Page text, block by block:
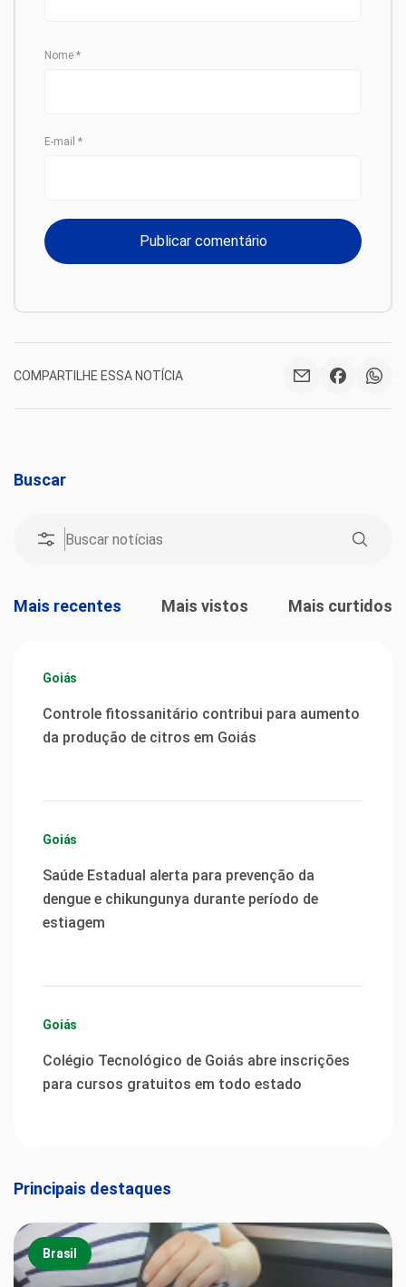
Nome *
E-mail *
COMPARTILHE ESSA NOTÍCIA
Buscar
Mais recentes Mais vistos Mais curtidos
Goiás
Controle fitossanitário contribui para aumento
da produção de citros em Goiás
Goiás
Saúde Estadual alerta para prevenção da
dengue e chikungunya durante período de
estiagem
Goiás
Colégio Tecnológico de Goiás abre inscrições
para cursos gratuitos em todo estado
Principais destaques
Brasil